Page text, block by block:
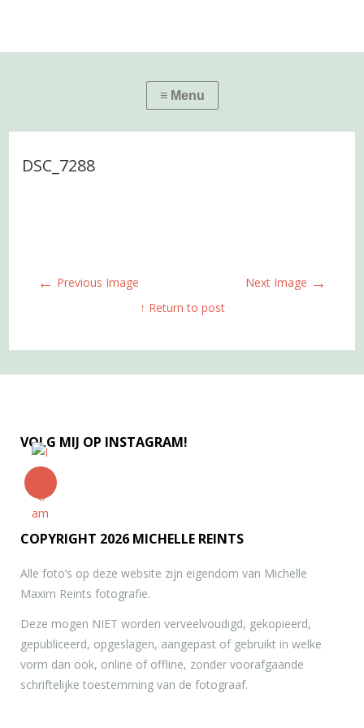
DSC_7288
← Previous Image Next Image →
↑ Return to post
VOLG MIJ OP INSTAGRAM!
COPYRIGHT 2026 MICHELLE REINTS
Alle foto’s op deze website zijn eigendom van Michelle
Maxim Reints fotografie.
Deze mogen NIET worden verveelvoudigd, gekopieerd,
gepubliceerd, opgeslagen, aangepast of gebruikt in welke
vorm dan ook, online of offline, zonder voorafgaande
schriftelijke toestemming van de fotograaf.